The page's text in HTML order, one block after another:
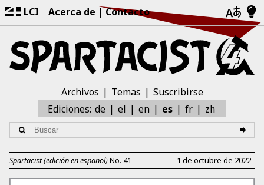
LCI Acerca de Contacto
Archivos Temas
Suscribirse
Ediciones: de el en es fr zh
Spartacist (edición en español)No. 41 1 de octubre de 2022